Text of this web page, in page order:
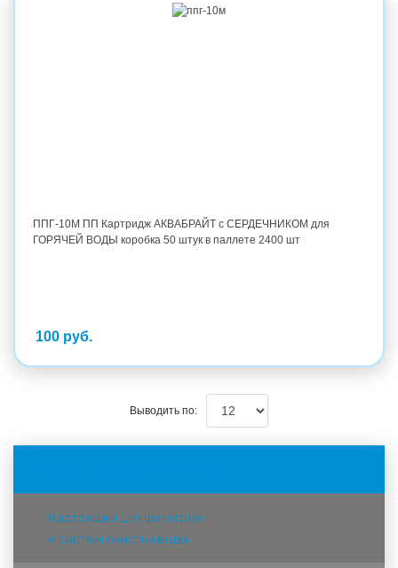
Картриджи для фильтров
и систем очистки воды
ППГ-10М ПП Картридж АКВАБРАЙТ с СЕРДЕЧНИКОМ для
ГОРЯЧЕЙ ВОДЫ коробка 50 штук в паллете 2400 шт
100 руб.
Выводить по: